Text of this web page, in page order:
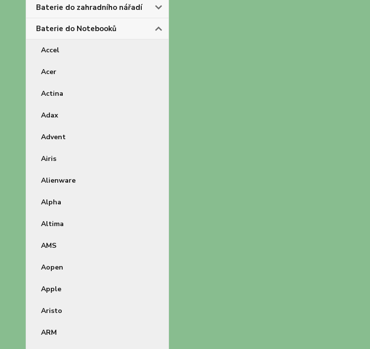
Baterie do zahradního nářadí
Baterie do Notebooků
Accel
Acer
Actina
Adax
Advent
Airis
Alienware
Alpha
Altima
AMS
Aopen
Apple
Aristo
ARM